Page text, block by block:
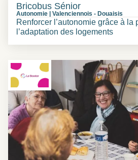
Bricobus Sénior
Autonomie | Valenciennois - Douaisis
Renforcer l’autonomie grâce à la
l’adaptation des logements